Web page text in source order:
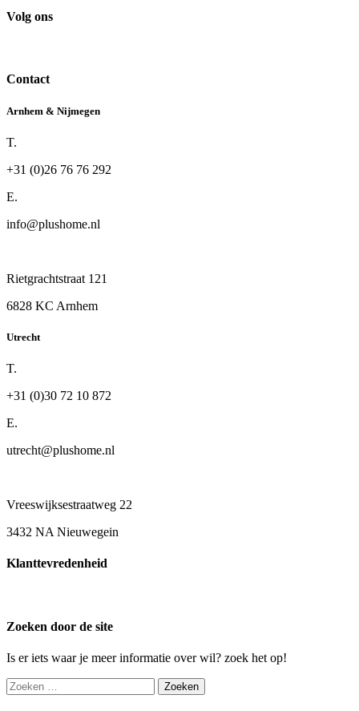
Volg ons
Contact
Arnhem & Nijmegen
T.
+31 (0)26 76 76 292
E.
info@plushome.nl
Rietgrachtstraat 121
6828 KC Arnhem
Utrecht
T.
+31 (0)30 72 10 872
E.
utrecht@plushome.nl
Vreeswijksestraatweg 22
3432 NA Nieuwegein
Klanttevredenheid
Zoeken door de site
Is er iets waar je meer informatie over wil? zoek het op!
Zoeken
naar: